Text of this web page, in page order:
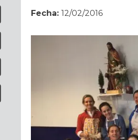
Fecha: 12/02/2016